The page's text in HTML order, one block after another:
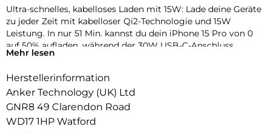
Ultra-schnelles, kabelloses Laden mit 15W: Lade deine Geräte
zu jeder Zeit mit kabelloser Qi2-Technologie und 15W
Leistung. In nur 51 Min. kannst du dein iPhone 15 Pro von 0
auf 50% aufladen, während der 30W USB-C-Anschluss
umfangreiche Kompatibilität bietet.
Ergonomisches Design & verbesserte Tragbarkeit: Die
Kombination aus mattem UV-Finish und robustem
Metallrahmen ergibt einen besonders hohen Nutzerkomfort.
Powerbank kühlt, verstärkt.
Mehr lesen
Herstellerinformation
Anker Technology (UK) Ltd
GNR8 49 Clarendon Road
WD17 1HP Watford